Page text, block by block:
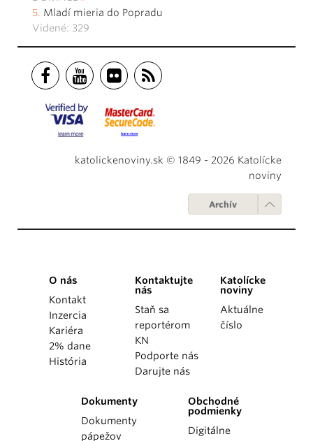
Mladí mieria do Popradu
Videné: 329
katolickenoviny.sk © 1849 - 2026 Katolícke
noviny
Archív
O nás
Kontakt
Inzercia
Kariéra
2% dane
História
Kontaktujte
nás
Staň sa
reportérom
KN
Podporte nás
Darujte nás
Katolícke
noviny
Aktuálne
číslo
Dokumenty
Dokumenty
pápežov
Obchodné
podmienky
Digitálne